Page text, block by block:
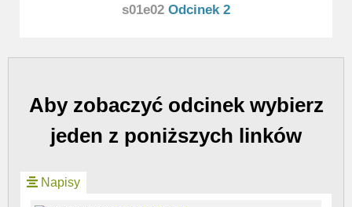
s01e02 Odcinek 2
Aby zobaczyć odcinek wybierz
jeden z poniższych linków
Napisy